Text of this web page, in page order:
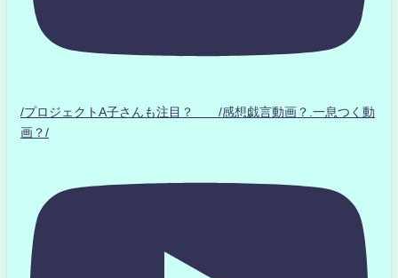
/プロジェクトA子さんも注目？ /感想戯言動画？.一息つく動
画？/